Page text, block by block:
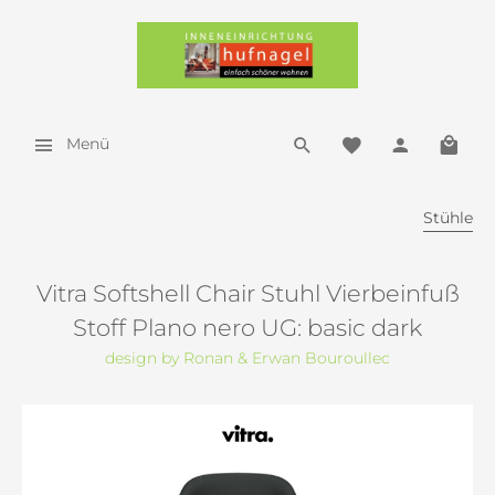
Menü
Stühle
Vitra Softshell Chair Stuhl Vierbeinfuß
Stoff Plano nero UG: basic dark
design by Ronan & Erwan Bouroullec